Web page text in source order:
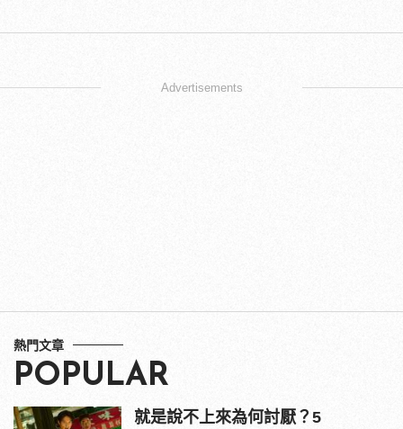
Advertisements
熱門文章
POPULAR
就是說不上來為何討厭？5